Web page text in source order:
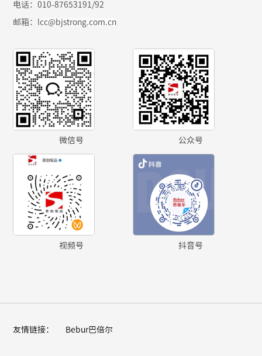
微信号 公众号
视频号 抖音号
电话：010-87653191/92
邮箱： lcc@bjstrong.com.cn
友情链接： Bebur巴倍尔